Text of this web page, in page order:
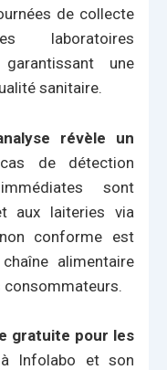
de collecte
une
sanitaire.
révèle un
de détection
sont
aux laiteries via
conforme est
alimentaire
consommateurs.
gratuite pour les
à Infolabo et son